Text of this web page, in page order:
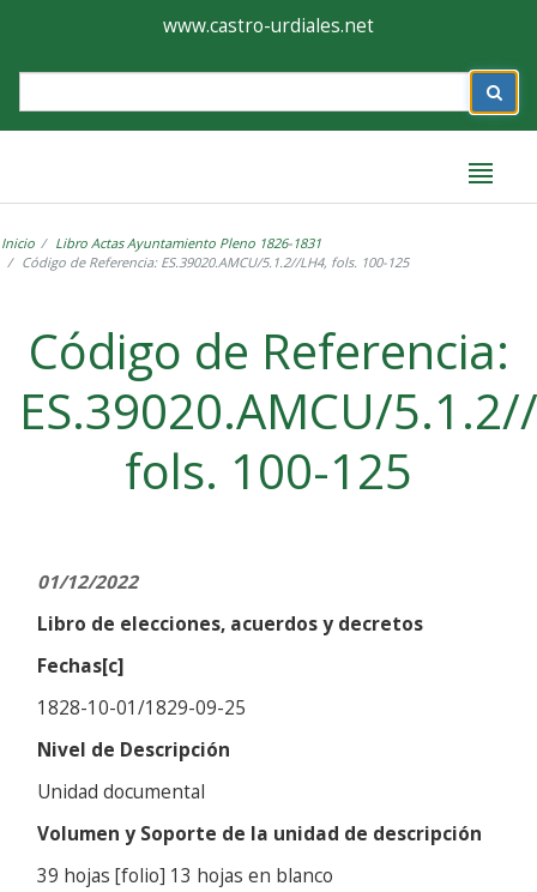
Ayuntamiento
de
Castro-
www.castro-urdiales.net
Inicio
Libro Actas Ayuntamiento Pleno 1826-1831
Código de Referencia: ES.39020.AMCU/5.1.2//LH4, fols. 100-125
Código de Referencia:
ES.39020.AMCU/
fols. 100-125
01/12/2022
Libro de elecciones, acuerdos y decretos
Fechas[c]
1828-10-01/1829-09-25
Nivel de Descripción
Unidad documental
Volumen y Soporte de la unidad de descripción
39 hojas [folio] 13 hojas en blanco